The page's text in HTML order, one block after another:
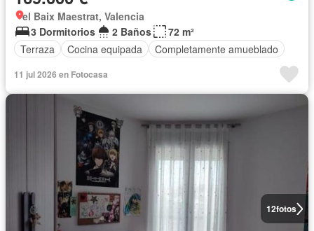
el Baix Maestrat, Valencia
3 Dormitorios
2 Baños
72 m²
Terraza
Cocina equipada Completamente amueblado
11 jul 2026 en Fotocasa
12fotos